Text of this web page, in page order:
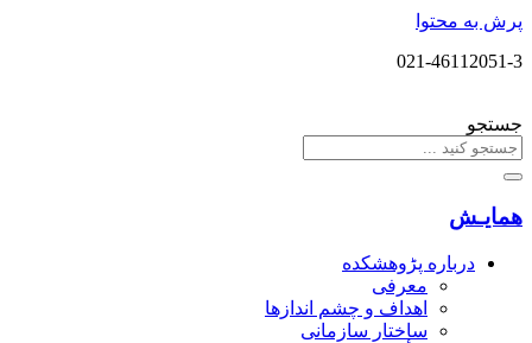
پرش به محتوا
021-46112051-3
جستجو
همایـش
درباره پڑوهشکده
معرفی
اهداف و چشم اندازها
ساختار سازمانی